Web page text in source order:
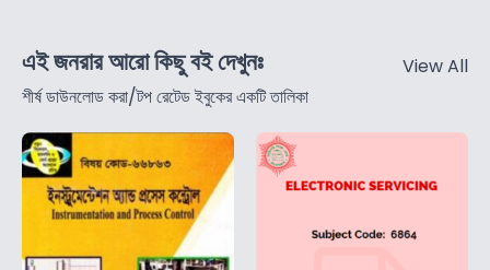
এই জনরার আরো কিছু বই দেখুনঃ
শীর্ষ ডাউনলোড করা/টপ রেটেড ইবুকের একটি তালিকা
View All